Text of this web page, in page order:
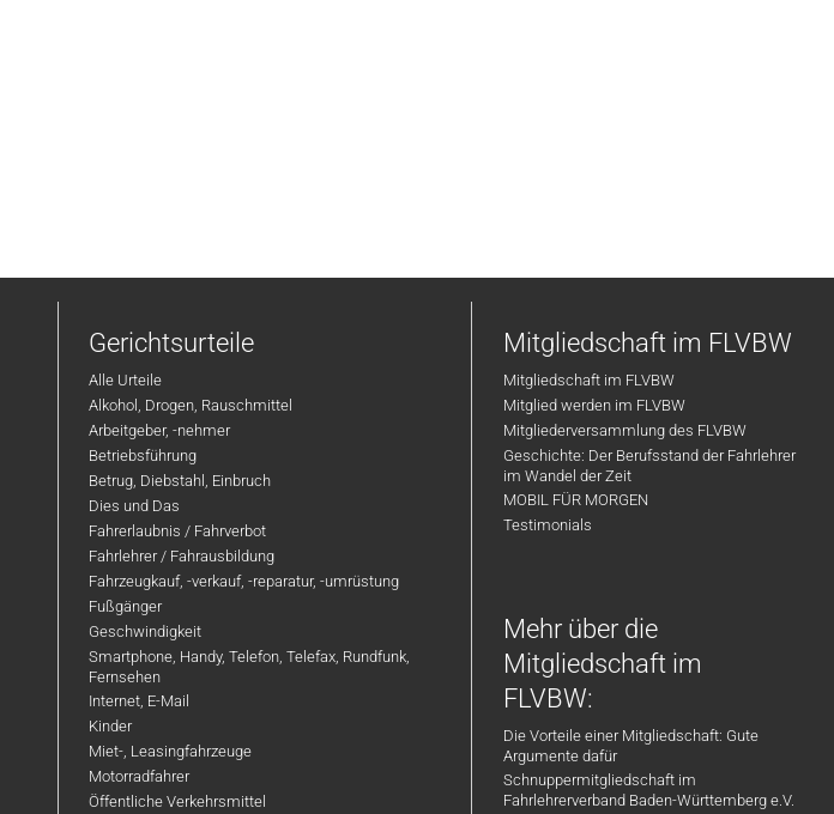
Gerichtsurteile
Alle Urteile
Alkohol, Drogen, Rauschmittel
Arbeitgeber, -nehmer
Betriebsführung
Betrug, Diebstahl, Einbruch
Dies und Das
Fahrerlaubnis / Fahrverbot
Fahrlehrer / Fahrausbildung
Fahrzeugkauf, -verkauf, -reparatur, -umrüstung
Fußgänger
Geschwindigkeit
Smartphone, Handy, Telefon, Telefax, Rundfunk,
Fernsehen
Internet, E-Mail
Kinder
Miet-, Leasingfahrzeuge
Motorradfahrer
Öffentliche Verkehrsmittel
Mitgliedschaft im FLVBW
Mitgliedschaft im FLVBW
Mitglied werden im FLVBW
Mitgliederversammlung des FLVBW
Geschichte: Der Berufsstand der Fahrlehrer
im Wandel der Zeit
MOBIL FÜR MORGEN
Testimonials
Mehr über die
Mitgliedschaft im
FLVBW:
Die Vorteile einer Mitgliedschaft: Gute
Argumente dafür
Schnuppermitgliedschaft im
Fahrlehrerverband Baden-Württemberg e.V.